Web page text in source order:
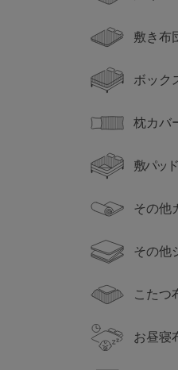
敷き布
ボック
枕カバ
敷パッ
その他
その他
こたつ
お昼寝